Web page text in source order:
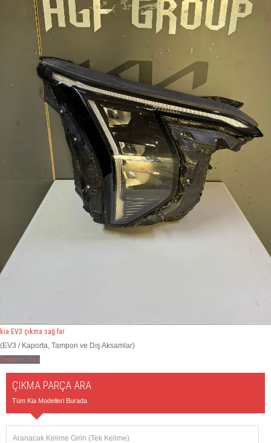
kia EV3 çıkma sağ far
(EV3 / Kaporta, Tampon ve Dış Aksamlar)
Devamını Oku
ÇIKMA PARÇA ARA
Tüm Kia Modelleri Burada